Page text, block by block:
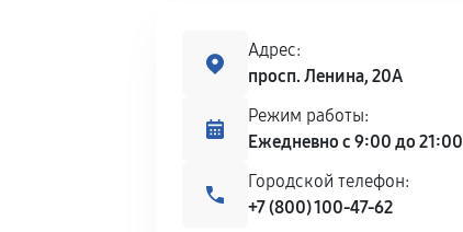
Адрес:
просп. Ленина, 20А
Режим работы:
Ежедневно с 9:00 до 21:00
Городской телефон:
+7 (800) 100-47-62